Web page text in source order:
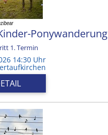
Ponywanderung
1. Termin
14:30 Uhr